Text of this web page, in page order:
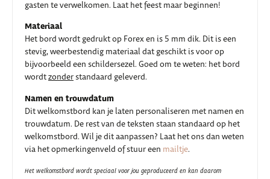
gasten te verwelkomen. Laat het feest maar beginnen!
Materiaal
Het bord wordt gedrukt op Forex en is 5 mm dik. Dit is een
stevig, weerbestendig materiaal dat geschikt is voor op
bijvoorbeeld een schildersezel. Goed om te weten: het bord
wordtzonderstandaard geleverd.
Namen en trouwdatum
Dit welkomstbord kan je laten personaliseren met namen en
trouwdatum. De rest van de teksten staan standaard op het
welkomstbord. Wil je dit aanpassen? Laat het ons dan weten
via het opmerkingenveld of stuur een mailtje.
Het welkomstbord wordt speciaal voor jou geproduceerd en kan daarom